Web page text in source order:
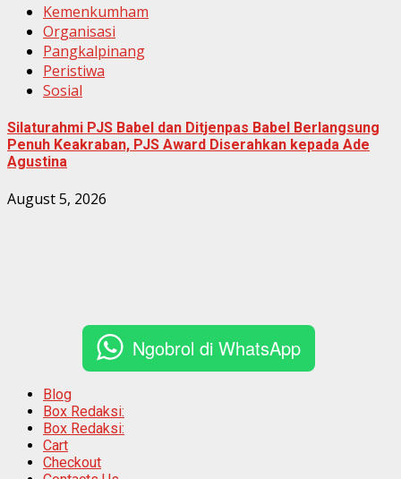
Kemenkumham
Organisasi
Pangkalpinang
Peristiwa
Sosial
Silaturahmi PJS Babel dan Ditjenpas Babel Berlangsung
Penuh Keakraban, PJS Award Diserahkan kepada Ade
Agustina
August 5, 2026
Ngobrol di WhatsApp
Blog
Box Redaksi:
Box Redaksi:
Cart
Checkout